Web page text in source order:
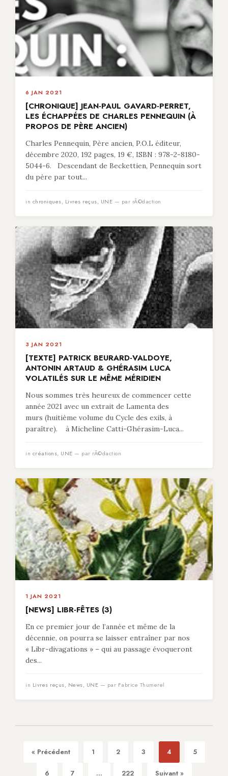
6 JAN 2021
[CHRONIQUE] JEAN-PAUL GAVARD-PERRET,
LES ÉCHAPPÉES DE CHARLES PENNEQUIN (À
PROPOS DE PÈRE ANCIEN)
Charles Pennequin, Père ancien, P.O.L éditeur,
décembre 2020, 192 pages, 19 €, ISBN : 978-2-8180-
5044-6. Descendant de Beckettien, Pennequin sort
du père par tout...
in chroniques, Livres reçus, UNE — par rÃ©daction
3 JAN 2021
[TEXTE] PATRICK BEURARD-VALDOYE,
ANTONIN ARTAUD & GHÉRASIM LUCA
VOLATILÉS SUR LE MÊME MÉRIDIEN
Nous sommes très heureux de commencer cette
année 2021 avec un extrait de Lamenta des
murs (huitième volume du Cycle des exils, à
paraître). à Micheline Catti-Ghérasim-Luca...
in créations, UNE — par rÃ©daction
1 JAN 2021
[NEWS] LIBR-FÊTES (3)
En ce premier jour de l’année et même de la
décennie, on pourra se laisser entraîner par nos
« Libr-divagations » – qui au passage évoqueront
des...
in Livres reçus, News, UNE — par Fabrice Thumerel
« Précédent 1 2 3 4 5
6 7 ... 222 Suivant »